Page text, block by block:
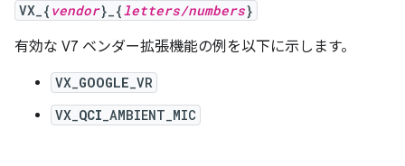
VX_{ vendor}_{letters/numbers}
有効な V7 ベンダー拡張機能の例を以下に示します。
VX_ GOOGLE _VR
VX_ QCI _AMBIENT_MIC